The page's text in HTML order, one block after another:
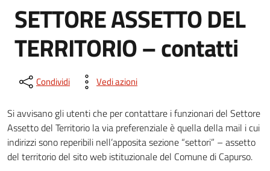
SETTORE ASSETTO DEL
TERRITORIO – contatti
Condividi Vedi azioni
Si avvisano gli utenti che per contattare i funzionari del Settore
Assetto del Territorio la via preferenziale è quella della mail i cui
indirizzi sono reperibili nell’apposita sezione “settori” – assetto
del territorio del sito web istituzionale del Comune di Capurso.